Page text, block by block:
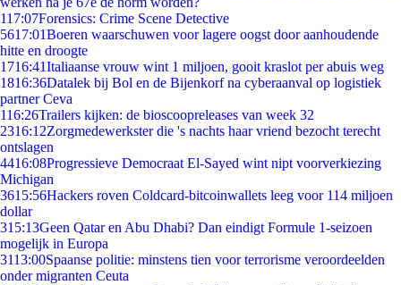
117:07Forensics: Crime Scene Detective
5617:01Boeren waarschuwen voor lagere oogst door aanhoudende
hitte en droogte
1716:41Italiaanse vrouw wint 1 miljoen, gooit kraslot per abuis weg
1816:36Datalek bij Bol en de Bijenkorf na cyberaanval op logistiek
partner Ceva
116:26Trailers kijken: de bioscoopreleases van week 32
2316:12Zorgmedewerkster die 's nachts haar vriend bezocht terecht
ontslagen
4416:08Progressieve Democraat El-Sayed wint nipt voorverkiezing
Michigan
3615:56Hackers roven Coldcard-bitcoinwallets leeg voor 114 miljoen
dollar
315:13Geen Qatar en Abu Dhabi? Dan eindigt Formule 1-seizoen
mogelijk in Europa
3113:00Spaanse politie: minstens tien voor terrorisme veroordeelden
onder migranten Ceuta